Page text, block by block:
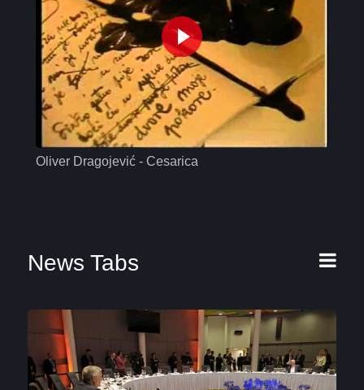
Oliver Dragojević - Cesarica
News Tabs